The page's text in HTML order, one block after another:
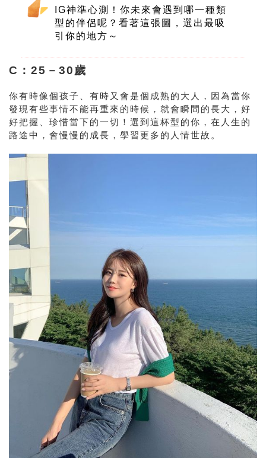
IG神準心測！你未來會遇到哪一種類
型的伴侶呢？看著這張圖，選出最吸
引你的地方～
C：25－30歲
你有時像個孩子、有時又會是個成熟的大人，因為當你
發現有些事情不能再重來的時候，就會瞬間的長大，好
好把握、珍惜當下的一切！選到這杯型的你，在人生的
路途中，會慢慢的成長，學習更多的人情世故。